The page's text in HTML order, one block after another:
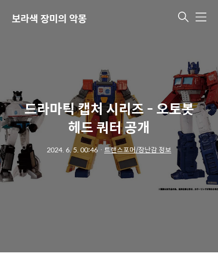
보라색 장미의 악몽 메
드라마틱 캡처 시리즈 - 오토봇
헤드 쿼터 공개
2024. 6. 5. 00:46ㆍ 트랜스포머/장난감 정보